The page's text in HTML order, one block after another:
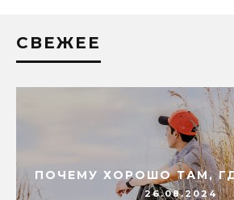
СВЕЖЕЕ
ПОЧЕМУ ХОРОШО ТАМ,
26.08.2024